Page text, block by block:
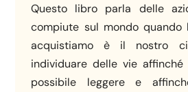
Questo libro parla delle
compiute sul mondo quando
acquistiamo è il nostro
individuare delle vie
possibile leggere e